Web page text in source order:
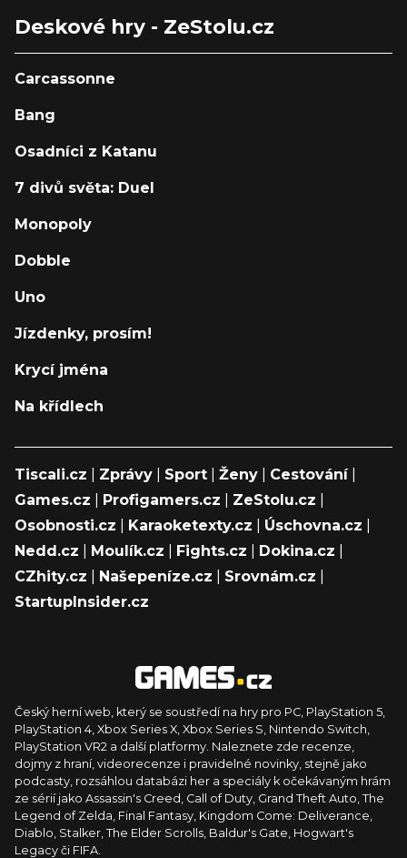
Deskové hry - ZeStolu.cz
Carcassonne
Bang
Osadníci z Katanu
7 divů světa: Duel
Monopoly
Dobble
Uno
Jízdenky, prosím!
Krycí jména
Na křídlech
Tiscali.cz Zprávy Sport Ženy Cestování|
Games.cz
Profigamers.cz ZeStolu.cz
Osobnosti.cz
Karaoketexty.cz Úschovna.cz
Nedd.cz
Moulík.cz Fights.cz Dokina.cz
CZhity.cz
Našepeníze.cz Srovnám.cz
StartupInsider.cz
Český herní web, který se soustředí na hry pro PC, PlayStation 5,
PlayStation 4, Xbox Series X, Xbox Series S, Nintendo Switch,
PlayStation VR2 a další platformy. Naleznete zde recenze,
dojmy z hraní, videorecenze i pravidelné novinky, stejně jako
podcasty, rozsáhlou databázi her a speciály k očekávaným hrám
ze sérií jako Assassin's Creed, Call of Duty, Grand Theft Auto, The
Legend of Zelda, Final Fantasy, Kingdom Come: Deliverance,
Diablo, Stalker, The Elder Scrolls, Baldur's Gate, Hogwart's
Legacy či FIFA.